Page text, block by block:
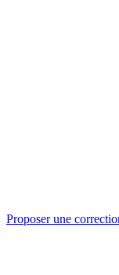
Proposer une